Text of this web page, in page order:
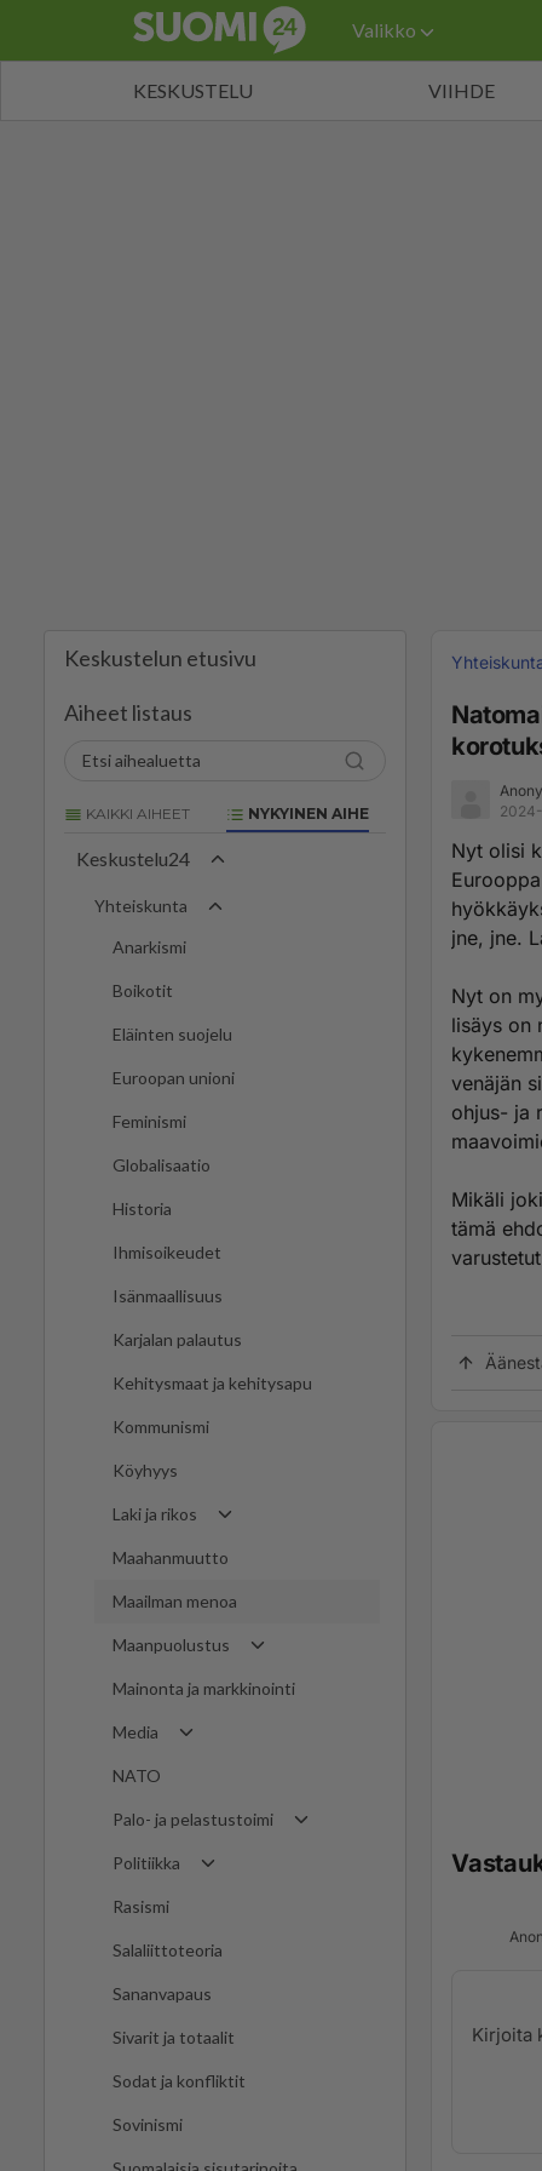
Valikko
KESKUSTELU VIIHDE
Keskustelun etusivu
Aiheet listaus
KAIKKI AIHEET NYKYINEN AIHE
Keskustelu24
Yhteiskunta
Anarkismi
Boikotit
Eläinten suojelu
Euroopan unioni
Feminismi
Globalisaatio
Historia
Ihmisoikeudet
Isänmaallisuus
Karjalan palautus
Kehitysmaat ja kehitysapu
Kommunismi
Köyhyys
Laki ja rikos
Maahanmuutto
Maailman menoa
Maanpuolustus
Mainonta ja markkinointi
Media
NATO
Palo- ja pelastustoimi
Politiikka
Rasismi
Salaliittoteoria
Sananvapaus
Sivarit ja totaalit
Sodat ja konfliktit
Sovinismi
Nyt olisi
jne, jne.
Nyt on
lisäys on
venäjän
ohjus- ja
Mikäli
tämä